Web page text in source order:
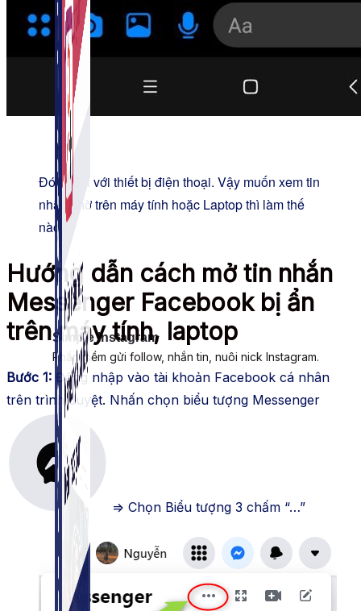
Simple Instagram
Phần mềm gửi follow, nhắn tin, nuôi nick Instagram.
Đó là đối với thiết bị điện thoại. Vậy muốn xem tin
nhắn chờ trên máy tính hoặc Laptop thì làm thế
nào?
Hướng dẫn cách mở tin nhắn
Messenger Facebook bị ẩn
trên máy tính, laptop
Bước 1: Đăng nhập vào tài khoản Facebook cá nhân
trên trình duyệt. Nhấn chọn biểu tượng Messenger
=> Chọn Biểu tượng 3 chấm “…”